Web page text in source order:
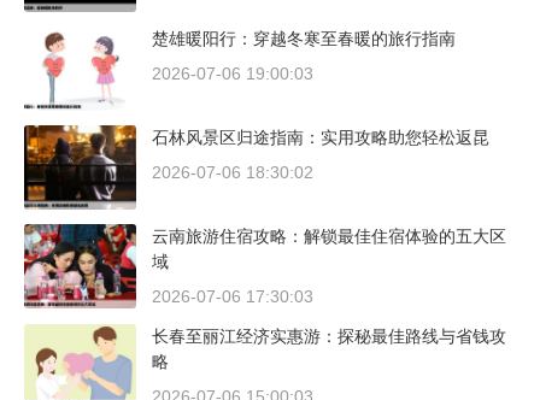
楚雄暖阳行：穿越冬寒至春暖的旅行指南
2026-07-06 19:00:03
石林风景区归途指南：实用攻略助您轻松返昆
2026-07-06 18:30:02
云南旅游住宿攻略：解锁最佳住宿体验的五大区
域
2026-07-06 17:30:03
长春至丽江经济实惠游：探秘最佳路线与省钱攻
略